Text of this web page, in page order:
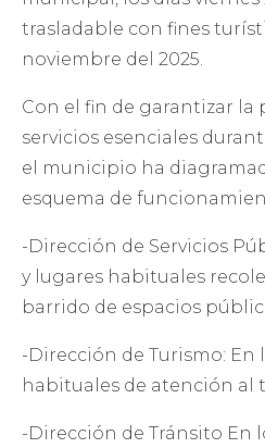
trasladable con fines
noviembre del 2025.
Con el fin de garantizar la
servicios esenciales
el municipio ha
esquema de
-Dirección de Servicios
y lugares habituales
barrido de espacios
-Dirección de Turismo: En
habituales de atención al
-Dirección de Tránsito En